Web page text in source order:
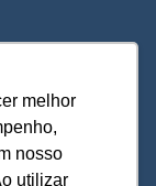
melhor
nosso
utilizar